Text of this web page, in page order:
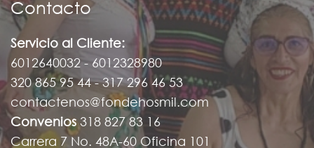
Contacto
Servicio al Cliente:
6012640032 - 6012328980
320 865 95 44 - 317 296 46 53
contactenos@fondehosmil.com
Convenios 318 827 83 16
Carrera 7 No. 48A-60 Oficina 101